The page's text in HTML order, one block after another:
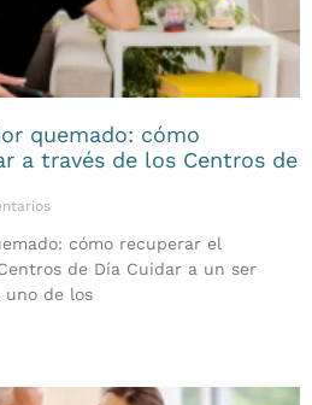
quemado: cómo
a través de los Centros de
cómo recuperar el
de Día Cuidar a un ser
uno de los